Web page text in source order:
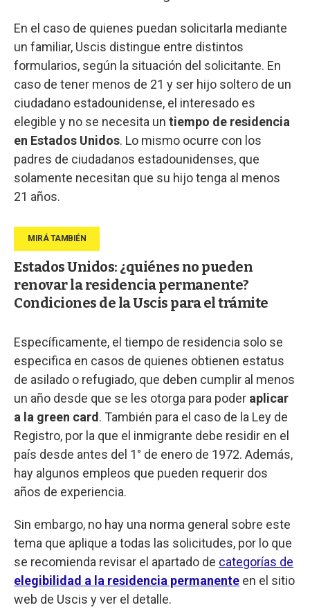
En el caso de quienes puedan solicitarla mediante
un familiar, Uscis distingue entre distintos
formularios, según la situación del solicitante. En
caso de tener menos de 21 y ser hijo soltero de un
ciudadano estadounidense, el interesado es
elegible y no se necesita un tiempo de residencia
en Estados Unidos. Lo mismo ocurre con los
padres de ciudadanos estadounidenses, que
solamente necesitan que su hijo tenga al menos
21 años.
Estados Unidos: ¿quiénes no pueden
renovar la residencia permanente?
Condiciones de la Uscis para el trámite
Específicamente, el tiempo de residencia solo se
especifica en casos de quienes obtienen estatus
de asilado o refugiado, que deben cumplir al menos
un año desde que se les otorga para poder aplicar
a la green card . También para el caso de la Ley de
Registro, por la que el inmigrante debe residir en el
país desde antes del 1° de enero de 1972. Además,
hay algunos empleos que pueden requerir dos
años de experiencia.
Sin embargo, no hay una norma general sobre este
tema que aplique a todas las solicitudes, por lo que
se recomienda revisar el apartado de categorías de
elegibilidad a la residencia permanente en el sitio
web de Uscis y ver el detalle.